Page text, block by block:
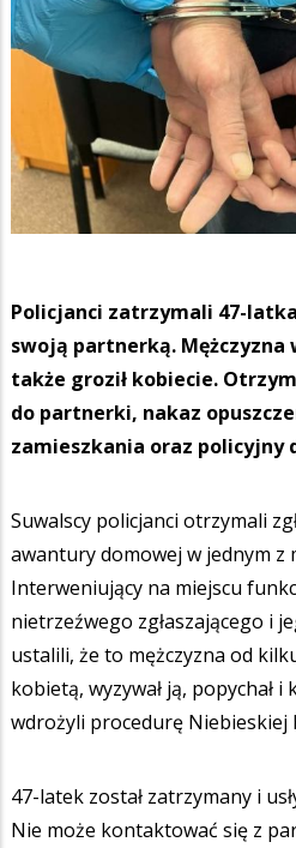
Policjanci zatrzymali 47-
swoją partnerką. Mężczyzna
także groził kobiecie.
do partnerki, nakaz
zamieszkania oraz policyjny
Suwalscy policjanci otrzymali
awantury domowej w jednym z
Interweniujący na miejscu
nietrzeźwego zgłaszającego i
ustalili, że to mężczyzna od
kobietą, wyzywał ją, popychał i
wdrożyli procedurę Niebieskiej
47-latek został zatrzymany i
Nie może kontaktować się z